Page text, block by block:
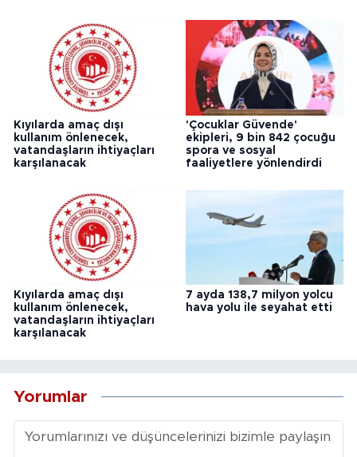
Kıyılarda amaç dışı
kullanım önlenecek,
vatandaşların ihtiyaçları
karşılanacak
'Çocuklar Güvende'
ekipleri, 9 bin 842 çocuğu
spora ve sosyal
faaliyetlere yönlendirdi
Kıyılarda amaç dışı
kullanım önlenecek,
vatandaşların ihtiyaçları
karşılanacak
7 ayda 138,7 milyon yolcu
hava yolu ile seyahat etti
Yorumlar